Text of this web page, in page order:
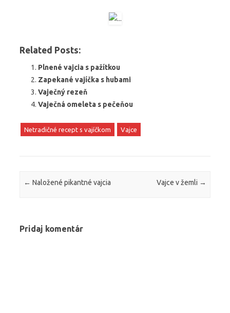
Related Posts:
Plnené vajcia s pažítkou
Zapekané vajíčka s hubami
Vaječný rezeň
Vaječná omeleta s pečeňou
Netradičné recept s vajíčkom Vajce
Post navigation
← Naložené pikantné vajcia Vajce v žemli →
Pridaj komentár